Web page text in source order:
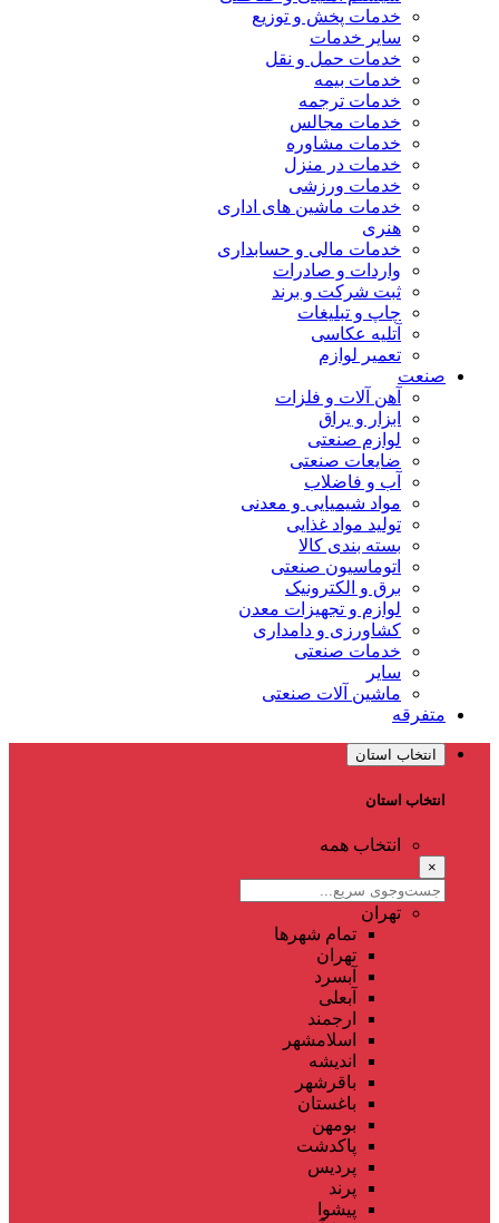
خدمات پخش و توزیع
سایر خدمات
خدمات حمل و نقل
خدمات بیمه
خدمات ترجمه
خدمات مجالس
خدمات مشاوره
خدمات در منزل
خدمات ورزشی
خدمات ماشین های اداری
هنری
خدمات مالی و حسابداری
واردات و صادرات
ثبت شرکت و برند
چاپ و تبلیغات
آتلیه عکاسی
تعمیر لوازم
صنعت
آهن آلات و فلزات
ابزار و یراق
لوازم صنعتی
ضایعات صنعتی
آب و فاضلاب
مواد شیمیایی و معدنی
تولید مواد غذایی
بسته بندی کالا
اتوماسیون صنعتی
برق و الکترونیک
لوازم و تجهیزات معدن
کشاورزی و دامداری
خدمات صنعتی
سایر
ماشین آلات صنعتی
متفرقه
انتخاب استان
انتخاب استان
انتخاب همه
×
تهران
تمام شهر‌ها
تهران
آبسرد
آبعلی
ارجمند
اسلامشهر
اندیشه
باقرشهر
باغستان
بومهن
پاکدشت
پردیس
پرند
پیشوا